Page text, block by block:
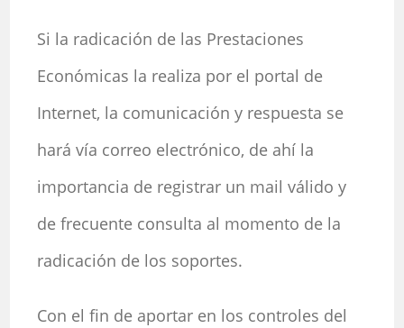
Si la radicación de las Prestaciones
Económicas la realiza por el portal de
Internet, la comunicación y respuesta se
hará vía correo electrónico, de ahí la
importancia de registrar un mail válido y
de frecuente consulta al momento de la
radicación de los soportes.
Con el fin de aportar en los controles del